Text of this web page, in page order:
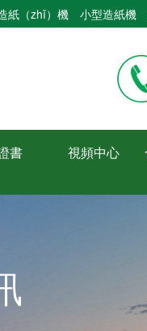
紙（zhǐ）機 小型造紙機
書 視頻中心